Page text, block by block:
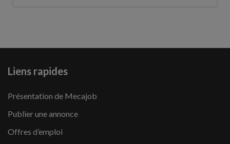
Liens rapides
Présentation de Mecajob
Publier une annonce
Offres d’emploi